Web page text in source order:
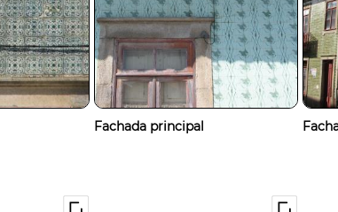
Fachada principal